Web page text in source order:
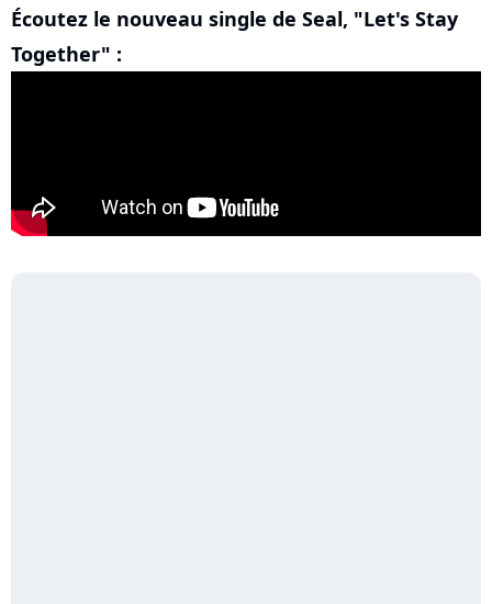
Écoutez le nouveau single de Seal, "Let's Stay
Together" :